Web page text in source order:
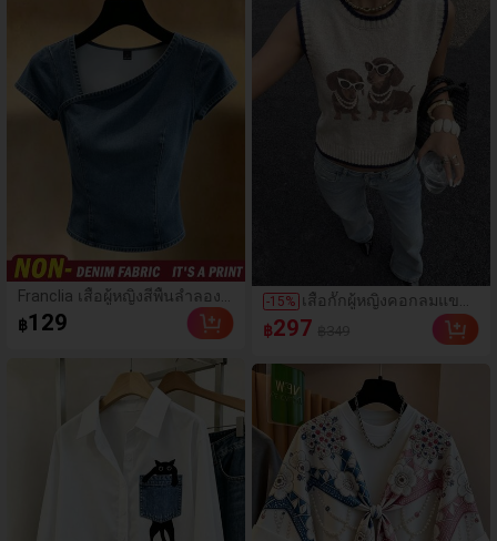
Franclia เสื้อผู้หญิงสีพื้นลำลอง
อเนกประสงค์สำหรับใส่ประจำ
วัน
฿129
-15% เสื้อกั๊กผู้หญิงคอกลมแขน
กุดใหม่ฤดูใบไม้ร่วง/ฤดู
หนาว ลายพิมพ์แว่นตา
เสื้อกั๊กถัก เหมาะสำหรับ
ฤดูร้อน
฿297